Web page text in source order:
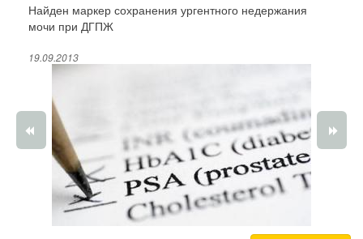
Найден маркер сохранения ургентного недержания
мочи при ДГПЖ
19.09.2013